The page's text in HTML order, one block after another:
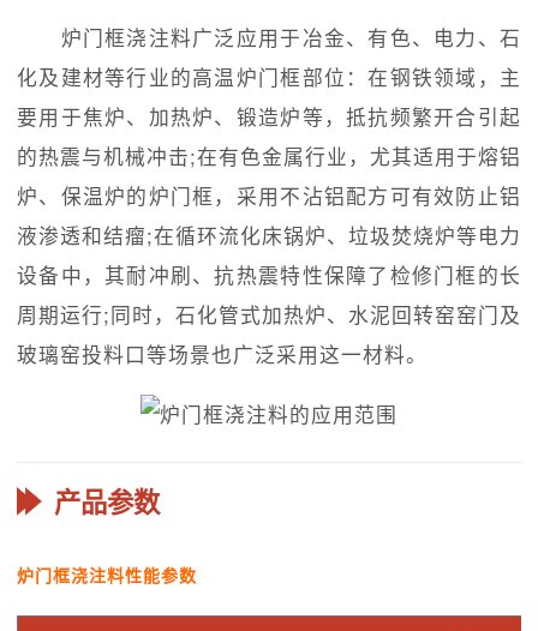
炉门框浇注料广泛应用于冶金、有色、电力、石
化及建材等行业的高温炉门框部位：在钢铁领域，主
要用于焦炉、加热炉、锻造炉等，抵抗频繁开合引起
的热震与机械冲击;在有色金属行业，尤其适用于熔铝
炉、保温炉的炉门框，采用不沾铝配方可有效防止铝
液渗透和结瘤;在循环流化床锅炉、垃圾焚烧炉等电力
设备中，其耐冲刷、抗热震特性保障了检修门框的长
周期运行;同时，石化管式加热炉、水泥回转窑窑门及
玻璃窑投料口等场景也广泛采用这一材料。
产品参数
炉门框浇注料性能参数